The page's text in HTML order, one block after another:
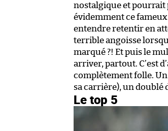
nostalgique et pourrait
évidemment ce
entendre retentir en
terrible angoisse
marqué ?! Et puis le
arriver, partout. C’est
complètement folle. Un
sa carrière), un doublé
Le top 5